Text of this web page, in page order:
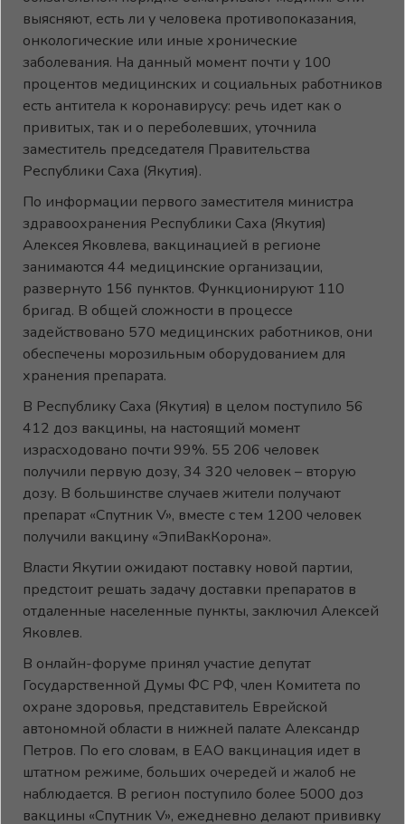
выясняют, есть ли у человека противопоказания,
онкологические или иные хронические
заболевания. На данный момент почти у 100
процентов медицинских и социальных работников
есть антитела к коронавирусу: речь идет как о
привитых, так и о переболевших, уточнила
заместитель председателя Правительства
Республики Саха (Якутия).
По информации первого заместителя министра
здравоохранения Республики Саха (Якутия)
Алексея Яковлева, вакцинацией в регионе
занимаются 44 медицинские организации,
развернуто 156 пунктов. Функционируют 110
бригад. В общей сложности в процессе
задействовано 570 медицинских работников, они
обеспечены морозильным оборудованием для
хранения препарата.
В Республику Саха (Якутия) в целом поступило 56
412 доз вакцины, на настоящий момент
израсходовано почти 99%. 55 206 человек
получили первую дозу, 34 320 человек – вторую
дозу. В большинстве случаев жители получают
препарат «Спутник V», вместе с тем 1200 человек
получили вакцину «ЭпиВакКорона».
Власти Якутии ожидают поставку новой партии,
предстоит решать задачу доставки препаратов в
отдаленные населенные пункты, заключил Алексей
Яковлев.
В онлайн-форуме принял участие депутат
Государственной Думы ФС РФ, член Комитета по
охране здоровья, представитель Еврейской
автономной области в нижней палате Александр
Петров. По его словам, в ЕАО вакцинация идет в
штатном режиме, больших очередей и жалоб не
наблюдается. В регион поступило более 5000 доз
вакцины «Спутник V», ежедневно делают прививку